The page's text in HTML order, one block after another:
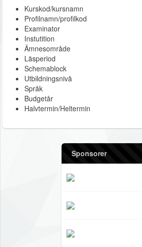
Kurskod/kursnamn
Profilnamn/profilkod
Examinator
Instutition
Ämnesområde
Läsperiod
Schemablock
Utbildningsnivå
Språk
Budgetår
Halvtermin/Heltermin
Sponsorer